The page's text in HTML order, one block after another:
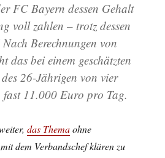
FC Bayern dessen Gehalt
voll zahlen – trotz dessen
Berechnungen von
das bei einem geschätzten
des 26-Jährigen von vier
11.000 Euro pro Tag.
das Themaohne
dem Verbandschef klären zu